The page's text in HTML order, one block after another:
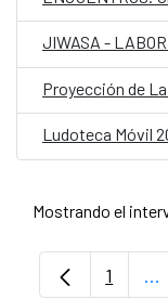
Proyección de
Ludoteca Móvil
Mostrando el
Página
1 ...